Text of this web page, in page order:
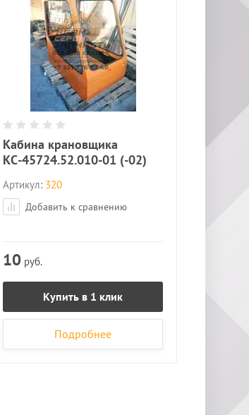
Кабина крановщика
КС-45724.52.010-01 (-02)
Артикул: 320
Добавить к сравнению
10 руб.
Купить в 1 клик
Подробнее